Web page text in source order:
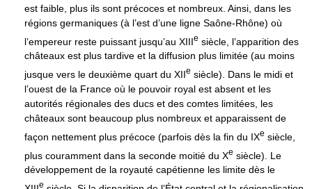
est faible, plus ils sont précoces et nombreux. Ainsi, dans les
régions germaniques (à l’est d’une ligne Saône-Rhône) où
l’empereur reste puissant jusqu’au XIIIe siècle, l’apparition des
châteaux est plus tardive et la diffusion plus limitée (au moins
jusque vers le deuxième quart du XIIe siècle). Dans le midi et
l’ouest de la France où le pouvoir royal est absent et les
autorités régionales des ducs et des comtes limitées, les
châteaux sont beaucoup plus nombreux et apparaissent de
façon nettement plus précoce (parfois dès la fin du IXe siècle,
plus couramment dans la seconde moitié du Xe siècle). Le
développement de la royauté capétienne les limite dès le
e